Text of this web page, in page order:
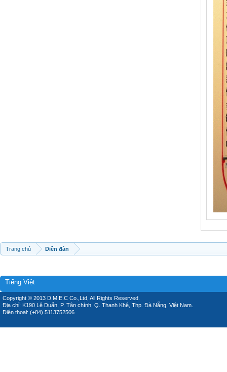
Trang chủ Diễn đàn
Tiếng Việt
Copyright © 2013 D.M.E.C Co.,Ltd, All Rights Reserved.
Địa chỉ: K190 Lê Duẩn, P. Tân chính, Q. Thanh Khê, Thp. Đà Nẵng, Việt Nam.
Điện thoại: (+84) 5113752506